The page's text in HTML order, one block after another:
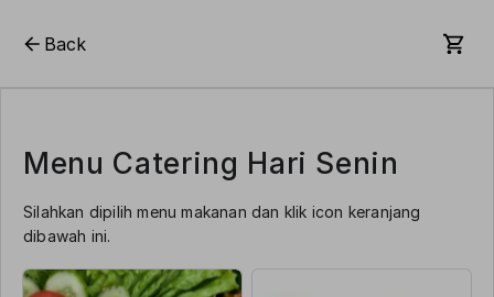
Back
Menu Catering Hari Senin
Silahkan dipilih menu makanan dan klik icon keranjang
dibawah ini.